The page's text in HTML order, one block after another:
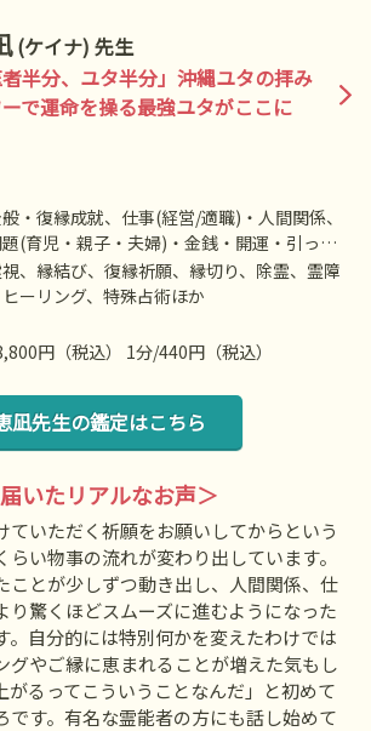
(ケイナ) 先生
者半分、ユタ半分」沖縄ユタの拝み
で運命を操る最強ユタがここに
・復縁成就、仕事(経営/適職)・人間関係、
(育児・親子・夫婦)・金銭・開運・引っ越
・運勢・霊障・健康など
、縁結び、復縁祈願、縁切り、除霊、霊障
ーリング、特殊占術ほか
円（税込） 1分/440円（税込）
凪先生の鑑定はこちら
いたリアルなお声＞
ていただく祈願をお願いしてからという
い物事の流れが変わり出しています。
ことが少しずつ動き出し、人間関係、仕
り驚くほどスムーズに進むようになった
。自分的には特別何かを変えたわけでは
グやご縁に恵まれることが増えた気もし
がるってこういうことなんだ」と初めて
です。有名な霊能者の方にも話し始めて